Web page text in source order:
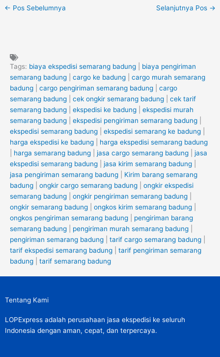
← Pos Sebelumnya Selanjutnya Pos →
Tags: biaya ekspedisi semarang badung
biaya pengiriman
semarang badung
cargo ke badung
cargo murah semarang
badung
cargo pengiriman semarang badung
cargo
semarang badung
cek ongkir semarang badung
cek tarif
semarang badung
ekspedisi ke badung
ekspedisi murah
semarang badung
ekspedisi pengiriman semarang badung
ekspedisi semarang badung
ekspedisi semarang ke badung
harga ekspedisi ke badung
harga ekspedisi semarang badung
harga semarang badung jasa cargo semarang badung
jasa
ekspedisi semarang badung
jasa kirim semarang badung
jasa pengiriman semarang badung
Kirim barang semarang
badung
ongkir cargo semarang badung
ongkir ekspedisi
semarang badung
ongkir pengiriman semarang badung
ongkir semarang badung
ongkos kirim semarang badung
ongkos pengiriman semarang badung
pengiriman barang
semarang badung
pengiriman murah semarang badung
pengiriman semarang badung
tarif cargo semarang badung
tarif ekspedisi semarang badung
tarif pengiriman semarang
badung
tarif semarang badung
Tentang Kami
LOPExpress adalah perusahaan jasa ekspedisi ke seluruh
Indonesia dengan aman, cepat, dan terpercaya.